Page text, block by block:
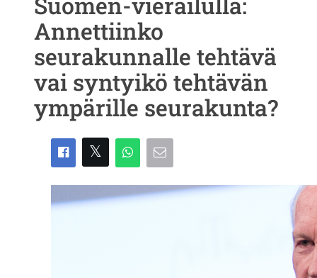
Annettiinko
seurakunnalle tehtävä
vai syntyikö tehtävän
ympärille seurakunta?